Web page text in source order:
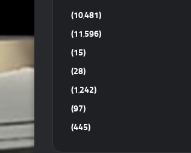
(10٬481)
(11٬596)
(15)
(28)
(1٬242)
(97)
(445)